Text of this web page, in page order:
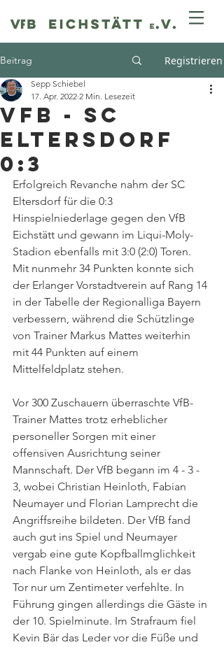
Beitrag Registrieren
VfB - SC
Eltersdorf
0:3
Sepp Schiebel
17. Apr. 2022 2 Min. Lesezeit
Erfolgreich Revanche nahm der SC
Eltersdorf für die 0:3
Hinspielniederlage gegen den VfB
Eichstätt und gewann im Liqui-Moly-
Stadion ebenfalls mit 3:0 (2:0) Toren.
Mit nunmehr 34 Punkten konnte sich
der Erlanger Vorstadtverein auf Rang 14
in der Tabelle der Regionalliga Bayern
verbessern, während die Schützlinge
von Trainer Markus Mattes weiterhin
mit 44 Punkten auf einem
Mittelfeldplatz stehen.
Vor 300 Zuschauern überraschte VfB-
Trainer Mattes trotz erheblicher
personeller Sorgen mit einer
offensiven Ausrichtung seiner
Mannschaft. Der VfB begann im 4 - 3 -
3, wobei Christian Heinloth, Fabian
Neumayer und Florian Lamprecht die
Angriffsreihe bildeten. Der VfB fand
auch gut ins Spiel und Neumayer
vergab eine gute Kopfballmglichkeit
nach Flanke von Heinloth, als er das
Tor nur um Zentimeter verfehlte. In
Führung gingen allerdings die Gäste in
der 10. Spielminute. Im Strafraum fiel
Kevin Bär das Leder vor die Füße und